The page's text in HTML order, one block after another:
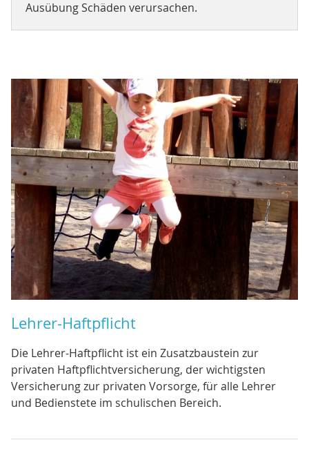
Ausübung Schäden verursachen.
Lehrer-Haftpflicht
Die Lehrer-Haftpflicht ist ein Zusatzbaustein zur
privaten Haftpflichtversicherung, der wichtigsten
Versicherung zur privaten Vorsorge, für alle Lehrer
und Bedienstete im schulischen Bereich.